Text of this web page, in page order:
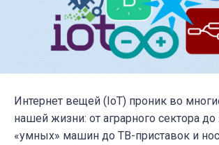
Интернет вещей (IoT) проник во
нашей жизни: от аграрного сектора до
«умных» машин до ТВ-приставок и